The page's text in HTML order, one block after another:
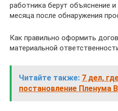
работника берут объяснение
месяца после обнаружения
Как правильно оформить
материальной
Читайте также: 7 дел,
постановление Пленума